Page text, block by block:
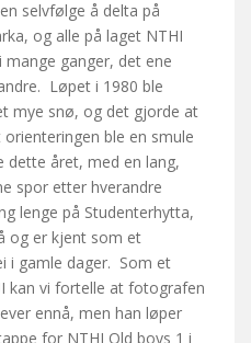
selvfølge å delta på
og alle på laget NTHI
ganger, det ene
Løpet i 1980 ble
mye snø, og det gjorde at
ble en smule
året, med en lang,
spor etter hverandre
lenge på Studenterhytta,
og er kjent som et
i gamle dager. Som et
kan vi fortelle at fotografen
ennå, men han løper
for NTHI Old boys 1 i